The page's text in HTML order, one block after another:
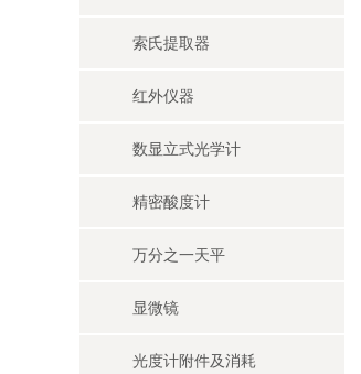
索氏提取器
红外仪器
数显立式光学计
精密酸度计
万分之一天平
显微镜
光度计附件及消耗